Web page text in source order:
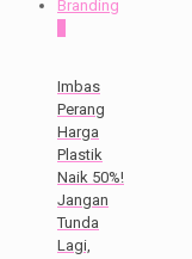
Imbas
Perang
Harga
Plastik
Naik 50%!
Jangan
Tunda
Lagi,